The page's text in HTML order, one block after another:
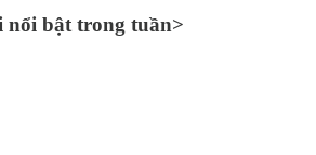
nổi bật trong tuần>